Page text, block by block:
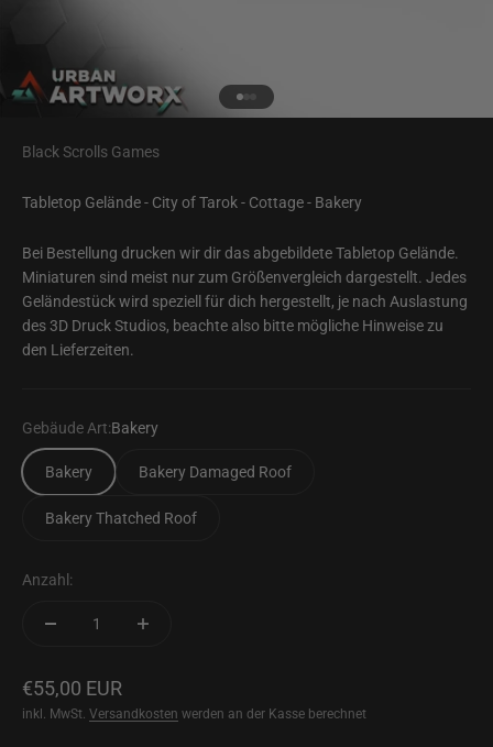
Gehe zu Element 1
Gehe zu Element 2
Gehe zu Element 3
Black Scrolls Games
Tabletop Gelände - City of Tarok - Cottage - Bakery
Bei Bestellung drucken wir dir das abgebildete Tabletop Gelände.
Miniaturen sind meist nur zum Größenvergleich dargestellt. Jedes
Geländestück wird speziell für dich hergestellt, je nach Auslastung
des 3D Druck Studios, beachte also bitte mögliche Hinweise zu
den Lieferzeiten.
Gebäude Art:Bakery
Bakery Bakery Damaged Roof
Bakery Thatched Roof
Anzahl:
Angebot
€55,00 EUR
inkl. MwSt. Versandkosten werden an der Kasse berechnet